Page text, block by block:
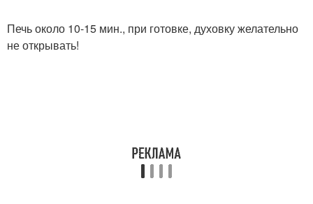
Печь около 10-15 мин., при готовке, духовку желательно
не открывать!